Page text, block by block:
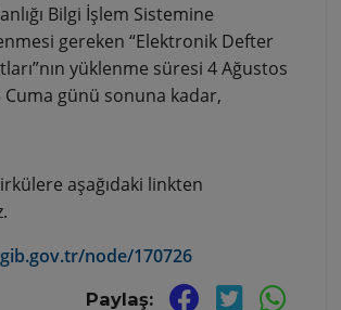
Bilgi İşlem Sistemine
gereken “Elektronik Defter
yüklenme süresi 4 Ağustos
Cuma günü sonuna kadar,
aşağıdaki linkten
node/170726
Paylaş: